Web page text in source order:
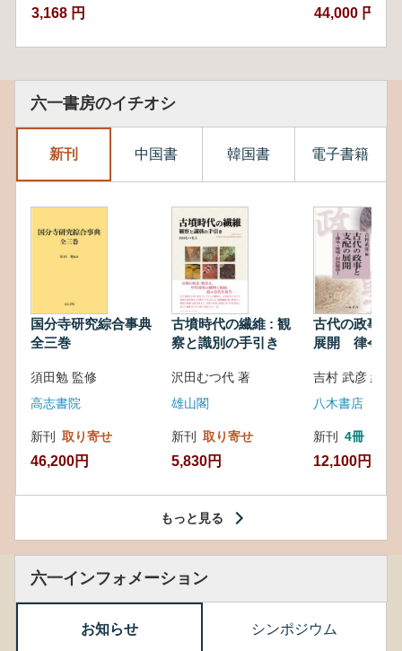
3,168 円 44,000 円
六一書房のイチオシ
新刊 中国書 韓国書 電子書籍
国分寺研究綜合事典
全三巻
須田勉 監修
高志書院
新刊 取り寄せ
46,200円
古墳時代の繊維 : 観
察と識別の手引き
沢田むつ代 著
雄山閣
新刊 取り寄せ
5,830円
古代の政事と
展開 律令・
吉村 武彦 編集
八木書店
新刊 4冊
12,100円
もっと見る
六一インフォメーション
お知らせ シンポジウム